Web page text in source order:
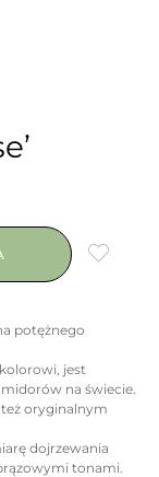
potężnego
jest
na świecie.
oryginalnym
dojrzewania
tonami.